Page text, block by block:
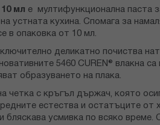
мл е мултифункционална паста
устната кухина. Спомага за
в опаковка от 10 мл.
деликатно почиства
5460 CUREN® влакна
образуването на плака.
четка с кръгъл държач, която
естества и остатъците от
бляскава усмивка по всяко